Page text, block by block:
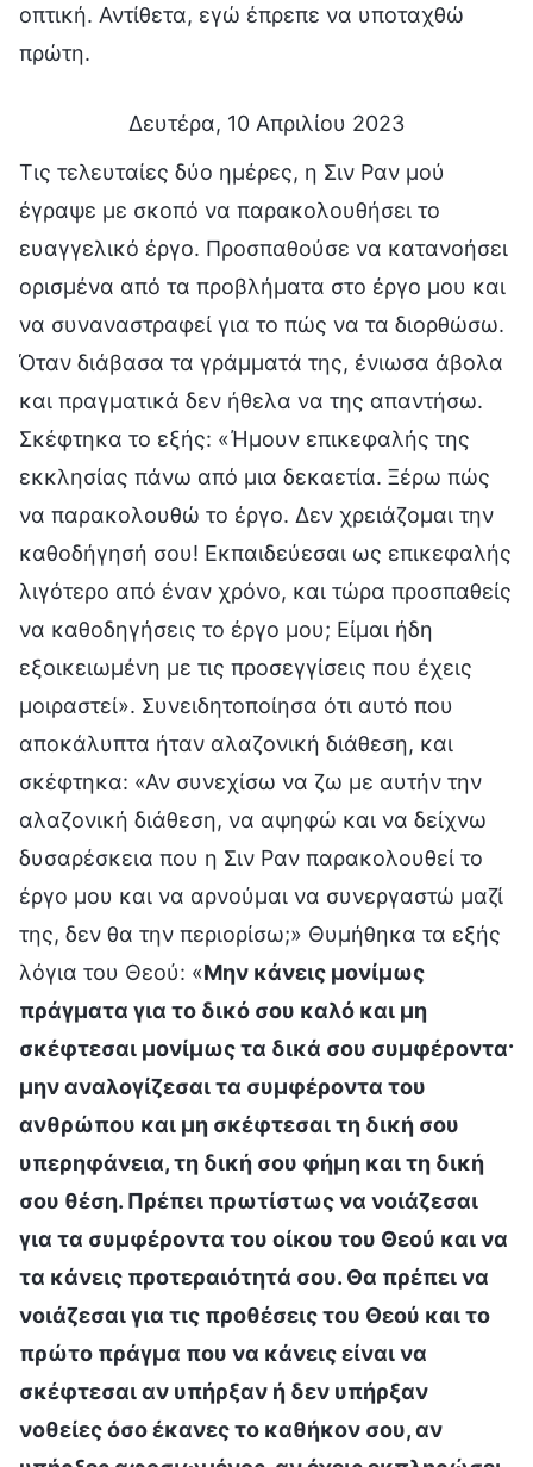
οπτική. Αντίθετα, εγώ έπρεπε να υποταχθώ
πρώτη.
Δευτέρα, 10 Απριλίου 2023
Τις τελευταίες δύο ημέρες, η Σιν Ραν μού
έγραψε με σκοπό να παρακολουθήσει το
ευαγγελικό έργο. Προσπαθούσε να κατανοήσει
ορισμένα από τα προβλήματα στο έργο μου και
να συναναστραφεί για το πώς να τα διορθώσω.
Όταν διάβασα τα γράμματά της, ένιωσα άβολα
και πραγματικά δεν ήθελα να της απαντήσω.
Σκέφτηκα το εξής: «Ήμουν επικεφαλής της
εκκλησίας πάνω από μια δεκαετία. Ξέρω πώς
να παρακολουθώ το έργο. Δεν χρειάζομαι την
καθοδήγησή σου! Εκπαιδεύεσαι ως επικεφαλής
λιγότερο από έναν χρόνο, και τώρα προσπαθείς
να καθοδηγήσεις το έργο μου; Είμαι ήδη
εξοικειωμένη με τις προσεγγίσεις που έχεις
μοιραστεί». Συνειδητοποίησα ότι αυτό που
αποκάλυπτα ήταν αλαζονική διάθεση, και
σκέφτηκα: «Αν συνεχίσω να ζω με αυτήν την
αλαζονική διάθεση, να αψηφώ και να δείχνω
δυσαρέσκεια που η Σιν Ραν παρακολουθεί το
έργο μου και να αρνούμαι να συνεργαστώ μαζί
της, δεν θα την περιορίσω;» Θυμήθηκα τα εξής
λόγια του Θεού: «Μην κάνεις μονίμως
πράγματα για το δικό σου καλό και μη
σκέφτεσαι μονίμως τα δικά σου συμφέροντα·
μην αναλογίζεσαι τα συμφέροντα του
ανθρώπου και μη σκέφτεσαι τη δική σου
υπερηφάνεια, τη δική σου φήμη και τη δική
σου θέση. Πρέπει πρωτίστως να νοιάζεσαι
για τα συμφέροντα του οίκου του Θεού και να
τα κάνεις προτεραιότητά σου. Θα πρέπει να
νοιάζεσαι για τις προθέσεις του Θεού και το
πρώτο πράγμα που να κάνεις είναι να
σκέφτεσαι αν υπήρξαν ή δεν υπήρξαν
νοθείες όσο έκανες το καθήκον σου, αν